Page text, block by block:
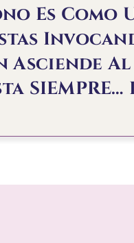
Es
Asciende